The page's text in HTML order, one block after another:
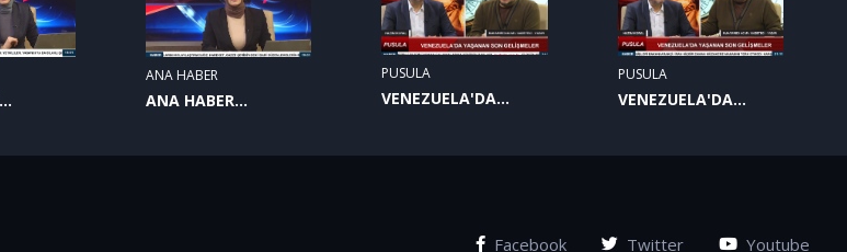
ANA HABER
ANA HABER
PUSULA
VENEZUELA'DA
PUSULA
VENEZUELA'DA
Facebook Twitter Youtube